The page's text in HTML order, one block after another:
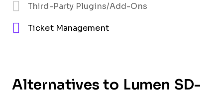
Third-Party Plugins/Add-Ons
Ticket Management
Alternatives to Lumen SD-